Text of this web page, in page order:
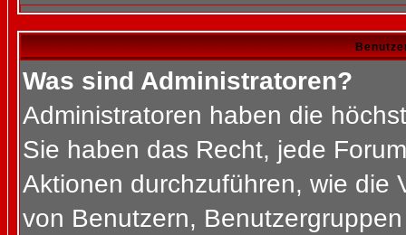
Was sind Administratoren?
Administratoren haben die
Sie haben das Recht, jede
Aktionen durchzuführen, wie die
von Benutzern,